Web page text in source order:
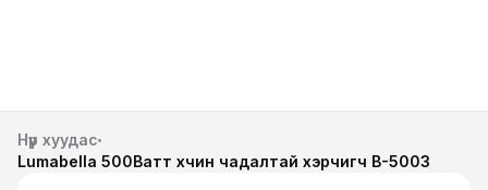
Нүүр хуудас
Lumabella 500Ватт хүчин чадалтай хэрчигч B-5003